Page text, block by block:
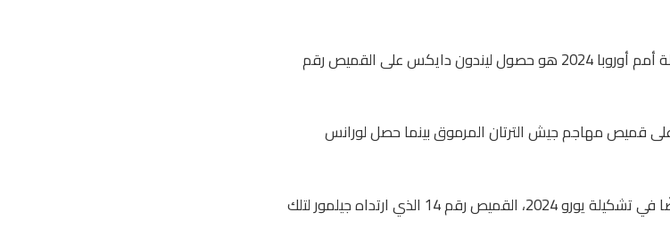
أكبر تغيير مقارنة بتشكيلة اسكتلندا في بطولة أمم أوروبا 2024 هو حصول ليندون دايكس على القميص رقم
قميص مهاجم جيش الترتان المرموق بينما حصل لورانس
وسيرتدي روس ستيوارت، الذي لم يشارك أيضًا في تشكيلة يورو 2024، القميص رقم 14 الذي ارتداه جيلمور لتلك